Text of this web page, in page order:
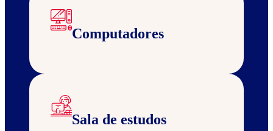
Computadores
Sala de estudos